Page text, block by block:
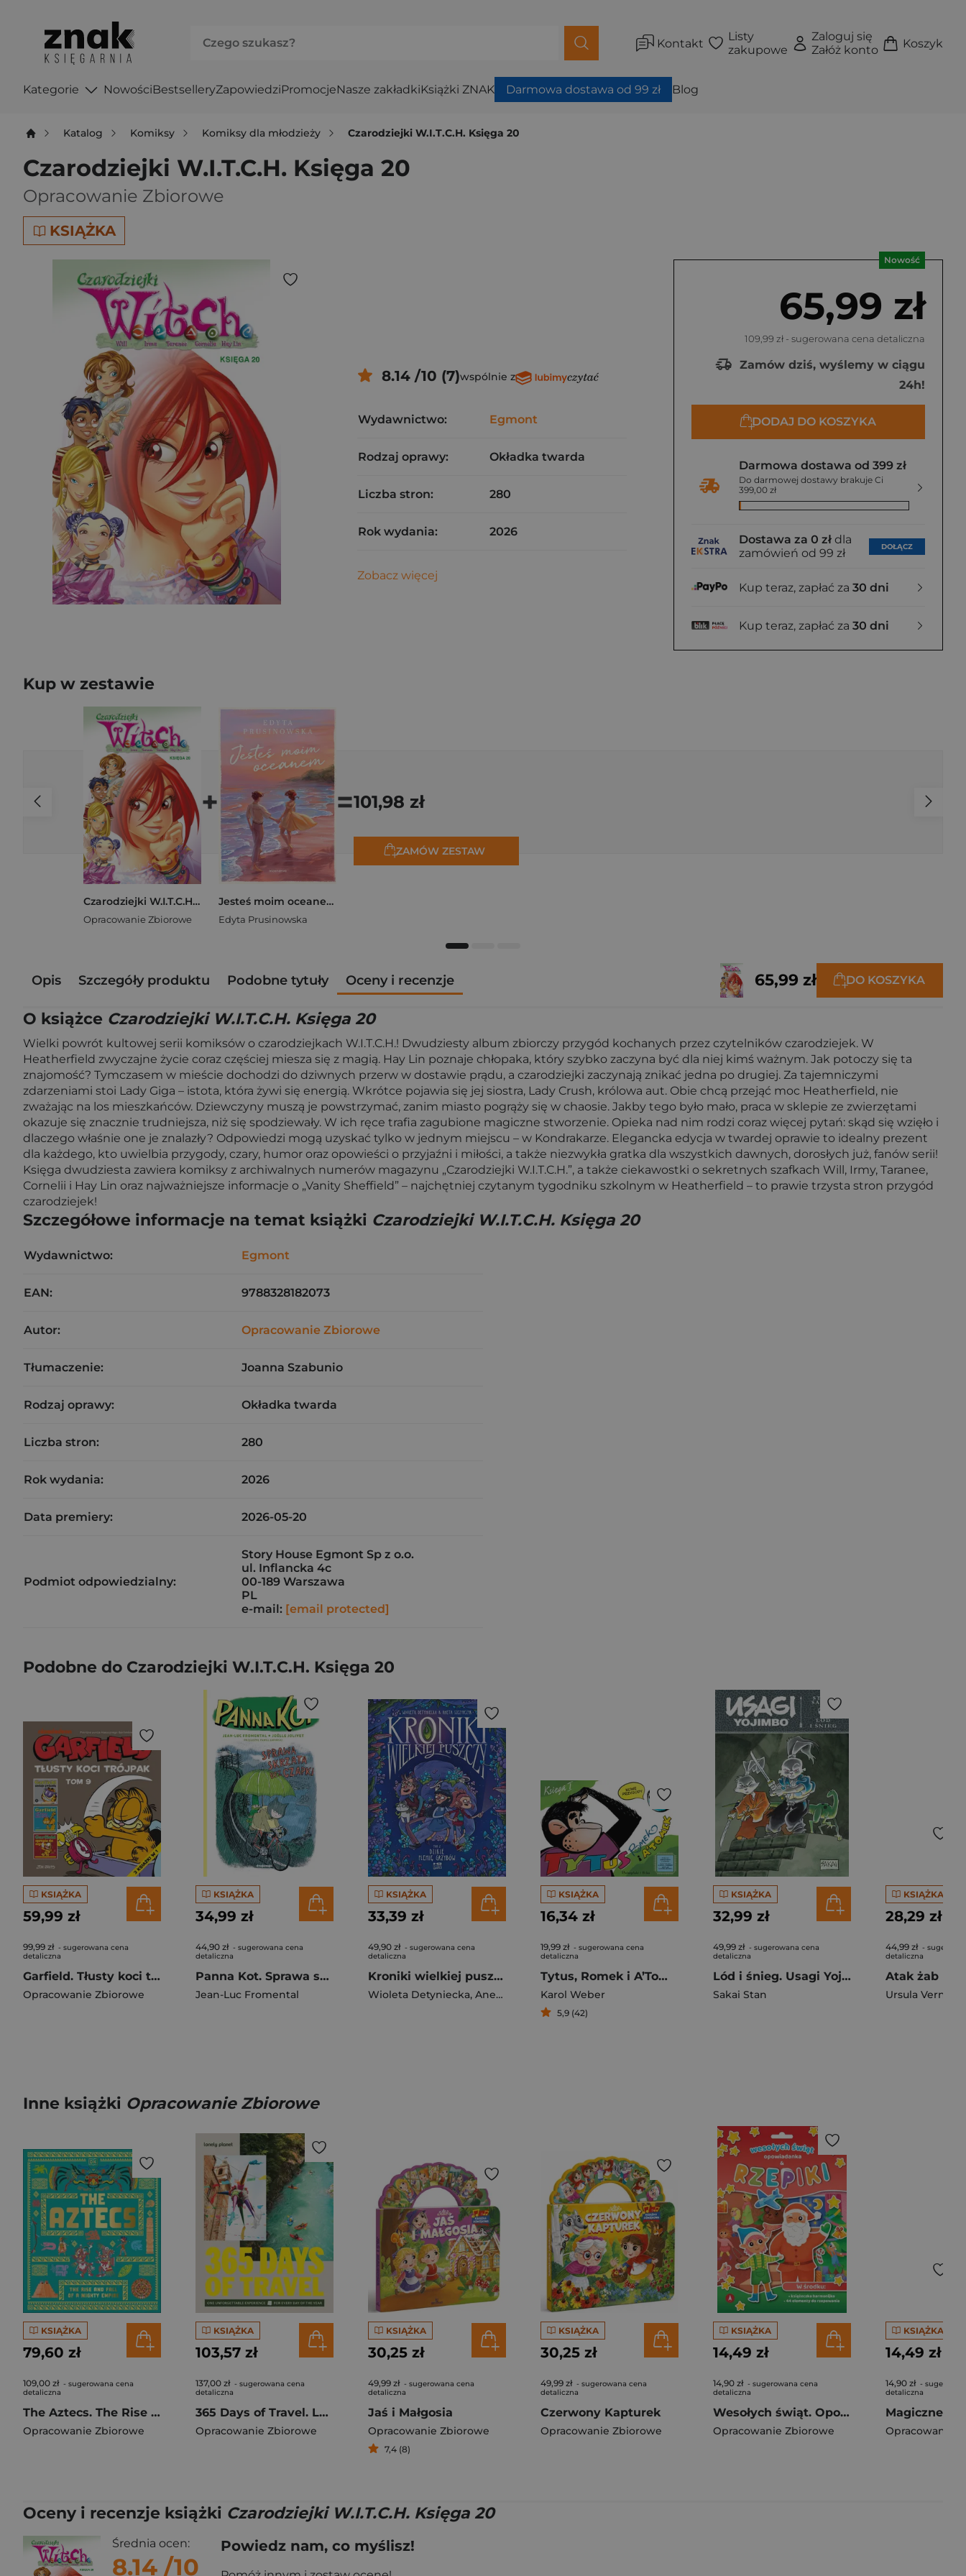
Kontakt
Listy
zakupowe
Zaloguj się
Załóż konto
Koszyk
Kategorie NowościBestselleryZapowiedziPromocjeNasze zakładkiKsiążki ZNAK Darmowa dostawa od 99 zł Blog
Katalog Komiksy Komiksy dla młodzieży Czarodziejki W.I.T.C.H. Księga 20
Czarodziejki W.I.T.C.H. Księga 20
Opracowanie Zbiorowe
KSIĄŻKA
Nowość
65,99 zł
109,99 zł - sugerowana cena detaliczna
Zamów dziś, wyślemy w ciągu
24h!
DODAJ DO KOSZYKA
Darmowa dostawa od 399 zł
Do darmowej dostawy brakuje Ci
399,00 zł
Dostawa za 0 zł dla
zamówień od 99 zł
DOŁĄCZ
Kup teraz, zapłać za 30 dni
Kup teraz, zapłać za 30 dni
8.14 /10 (7)wspólnie z
Wydawnictwo: Egmont
Rodzaj oprawy: Okładka twarda
Liczba stron: 280
Rok wydania: 2026
Zobacz więcej
Kup w zestawie
Czarodziejki W.I.T.C.H. Księga 20
Opracowanie Zbiorowe
+
Jesteś moim oceanem
Edyta Prusinowska
=101,98 zł
ZAMÓW ZESTAW
Opis Szczegóły produktu Podobne tytuły Oceny i recenzje 65,99 zł DO KOSZYKA
O książce Czarodziejki W.I.T.C.H. Księga 20
Wielki powrót kultowej serii komiksów o czarodziejkach W.I.T.C.H.! Dwudziesty album zbiorczy przygód kochanych przez czytelników czarodziejek. W
Heatherfield zwyczajne życie coraz częściej miesza się z magią. Hay Lin poznaje chłopaka, który szybko zaczyna być dla niej kimś ważnym. Jak potoczy się ta
znajomość? Tymczasem w mieście dochodzi do dziwnych przerw w dostawie prądu, a czarodziejki zaczynają znikać jedna po drugiej. Za tajemniczymi
zdarzeniami stoi Lady Giga – istota, która żywi się energią. Wkrótce pojawia się jej siostra, Lady Crush, królowa aut. Obie chcą przejąć moc Heatherfield, nie
zważając na los mieszkańców. Dziewczyny muszą je powstrzymać, zanim miasto pogrąży się w chaosie. Jakby tego było mało, praca w sklepie ze zwierzętami
okazuje się znacznie trudniejsza, niż się spodziewały. W ich ręce trafia zagubione magiczne stworzenie. Opieka nad nim rodzi coraz więcej pytań: skąd się wzięło i
dlaczego właśnie one je znalazły? Odpowiedzi mogą uzyskać tylko w jednym miejscu – w Kondrakarze. Elegancka edycja w twardej oprawie to idealny prezent
dla każdego, kto uwielbia przygody, czary, humor oraz opowieści o przyjaźni i miłości, a także niezwykła gratka dla wszystkich dawnych, dorosłych już, fanów serii!
Księga dwudziesta zawiera komiksy z archiwalnych numerów magazynu „Czarodziejki W.I.T.C.H.”, a także ciekawostki o sekretnych szafkach Will, Irmy, Taranee,
Cornelii i Hay Lin oraz najważniejsze informacje o „Vanity Sheffield” – najchętniej czytanym tygodniku szkolnym w Heatherfield – to prawie trzysta stron przygód
czarodziejek!
Szczegółowe informacje na temat książki Czarodziejki W.I.T.C.H. Księga 20
Wydawnictwo: Egmont
EAN: 9788328182073
Autor: Opracowanie Zbiorowe
Tłumaczenie: Joanna Szabunio
Rodzaj oprawy: Okładka twarda
Liczba stron: 280
Rok wydania: 2026
Data premiery: 2026-05-20
Podmiot odpowiedzialny:
Story House Egmont Sp z o.o.
ul. Inflancka 4c
00-189 Warszawa
PL
e-mail: [email protected]
Podobne do Czarodziejki W.I.T.C.H. Księga 20
KSIĄŻKA
59,99 zł
99,99 zł - sugerowana cena
detaliczna
Garfield. Tłusty koci trójpak. Tom 9
Opracowanie Zbiorowe
KSIĄŻKA
34,99 zł
44,90 zł - sugerowana cena
detaliczna
Panna Kot. Sprawa skrzata bez czapki
Jean-Luc Fromental
KSIĄŻKA
33,39 zł
49,90 zł - sugerowana cena
detaliczna
Kroniki wielkiej puszczy. Tom 2. Dzikie plemię grzybów
Wioleta Detyniecka, Aneta Szczypczyk
KSIĄŻKA
16,34 zł
19,99 zł - sugerowana cena
detaliczna
Tytus, Romek i A’Tomek. Nowe przygody. Księga I
Karol Weber
5,9 (42)
KSIĄŻKA
32,99 zł
49,99 zł - sugerowana cena
detaliczna
Lód i śnieg. Usagi Yojimbo. Tom 6
Sakai Stan
KSIĄŻKA
28,29 zł
44,99 zł -
detaliczna
Ursula Vernon
Inne książki Opracowanie Zbiorowe
KSIĄŻKA
79,60 zł
109,00 zł - sugerowana cena
detaliczna
The Aztecs. The Rise and Fall of a Mighty Empire
Opracowanie Zbiorowe
KSIĄŻKA
103,57 zł
137,00 zł - sugerowana cena
detaliczna
365 Days of Travel. Lonely Planet
Opracowanie Zbiorowe
KSIĄŻKA
30,25 zł
49,99 zł - sugerowana cena
detaliczna
Jaś i Małgosia
Opracowanie Zbiorowe
7,4 (8)
KSIĄŻKA
30,25 zł
49,99 zł - sugerowana cena
detaliczna
Czerwony Kapturek
Opracowanie Zbiorowe
KSIĄŻKA
14,49 zł
14,90 zł - sugerowana cena
detaliczna
Wesołych świąt. Opowiadanka & rzepiki
Opracowanie Zbiorowe
KSIĄŻKA
14,49 zł
14,90 zł -
detaliczna
Opracowanie
Oceny i recenzje książki Czarodziejki W.I.T.C.H. Księga 20
Średnia ocen:
8.14 /10
Powiedz nam, co myślisz!